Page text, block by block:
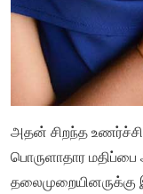
அதன் சிறந்த
பொருளாதார
தலைமுறையினருக்கு